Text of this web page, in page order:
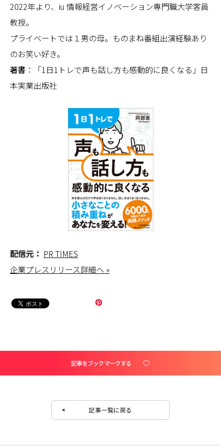
2022年より、iu 情報経営イノベーション専門職大学客員
教授。
プライベートでは１男の母。ものまね番組出演経験あり
のお笑い好き。
著書 ：「1日1トレで声も話し方も感動的に良くなる」日
本実業出版社
配信元： PR TIMES
企業プレスリリース詳細へ »
記事をブックマークする
記事一覧に戻る